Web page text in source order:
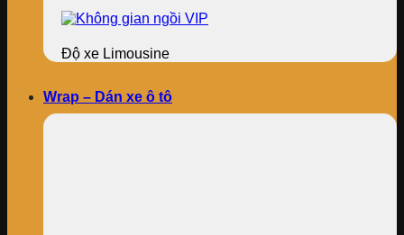
Độ xe Limousine
Wrap – Dán xe ô tô